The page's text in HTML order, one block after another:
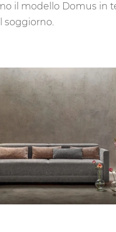
il modello Domus in
soggiorno.